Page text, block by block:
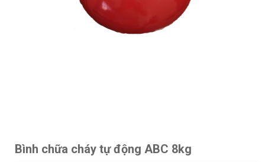
Bình chữa cháy tự động ABC 8kg